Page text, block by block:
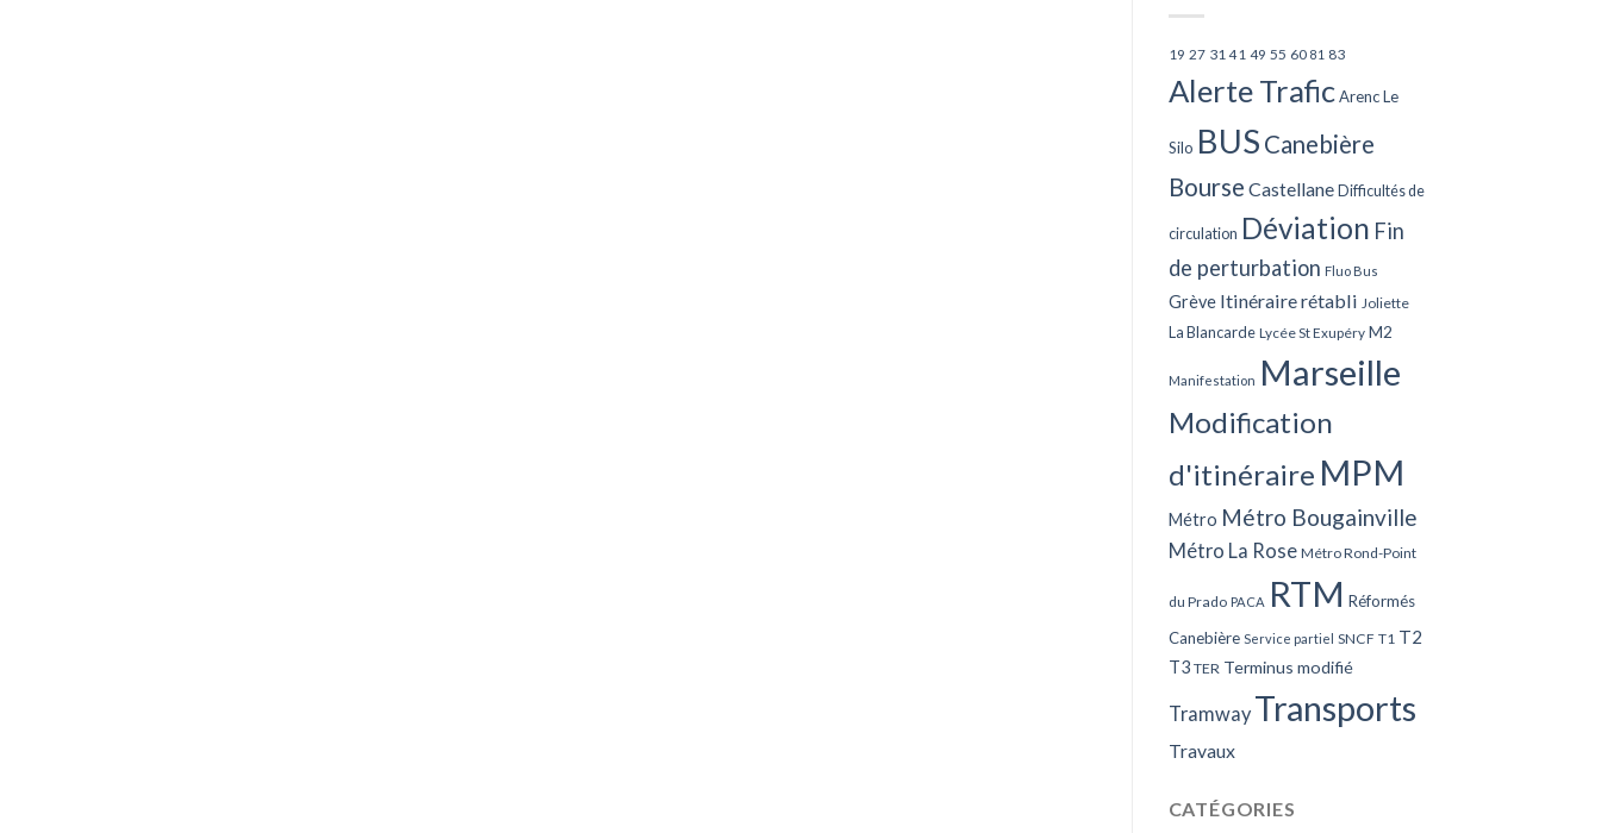
19 27 31 41 49 55 60 81 83
Alerte Trafic Arenc Le
Silo BUS Canebière
Bourse Castellane Difficultés de
circulation Déviation Fin
de perturbation Fluo Bus
Grève Itinéraire rétabli Joliette
La Blancarde Lycée St Exupéry M2
Manifestation Marseille
Modification
d'itinéraire MPM
Métro Métro Bougainville
Métro La Rose Métro Rond-Point
du Prado PACA RTM Réformés
Canebière Service partiel SNCF T1 T2
T3 TER Terminus modifié
Tramway Transports
Travaux
CATÉGORIES